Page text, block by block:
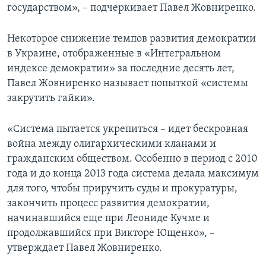
государством», – подчеркивает Павел Жовниренко.
Некоторое снижение темпов развития демократии
в Украине, отображенные в «Интегральном
индексе демократии» за последние десять лет,
Павел Жовниренко называет попыткой «системы
закрутить гайки».
«Система пытается укрепиться – идет бескровная
война между олигархическими кланами и
гражданским обществом. Особенно в период с 2010
года и до конца 2013 года система делала максимум
для того, чтобы приручить суды и прокуратуры,
закончить процесс развития демократии,
начинавшийся еще при Леониде Кучме и
продолжавшийся при Викторе Ющенко», –
утверждает Павел Жовниренко.